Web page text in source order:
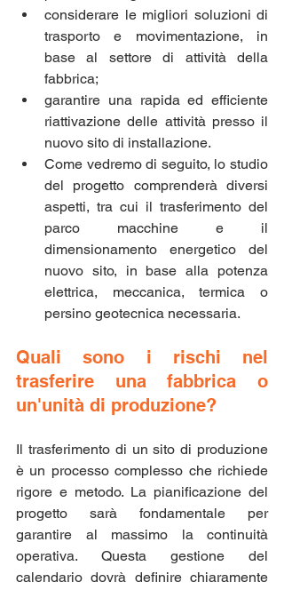
considerare le migliori soluzioni di
trasporto e movimentazione, in
base al settore di attività della
fabbrica;
garantire una rapida ed efficiente
riattivazione delle attività presso il
nuovo sito di installazione.
Come vedremo di seguito, lo studio
del progetto comprenderà diversi
aspetti, tra cui il trasferimento del
parco macchine e il
dimensionamento energetico del
nuovo sito, in base alla potenza
elettrica, meccanica, termica o
persino geotecnica necessaria.
Quali sono i rischi nel
trasferire una fabbrica o
un'unità di produzione?
Il trasferimento di un sito di produzione
è un processo complesso che richiede
rigore e metodo. La pianificazione del
progetto sarà fondamentale per
garantire al massimo la continuità
operativa. Questa gestione del
calendario dovrà definire chiaramente